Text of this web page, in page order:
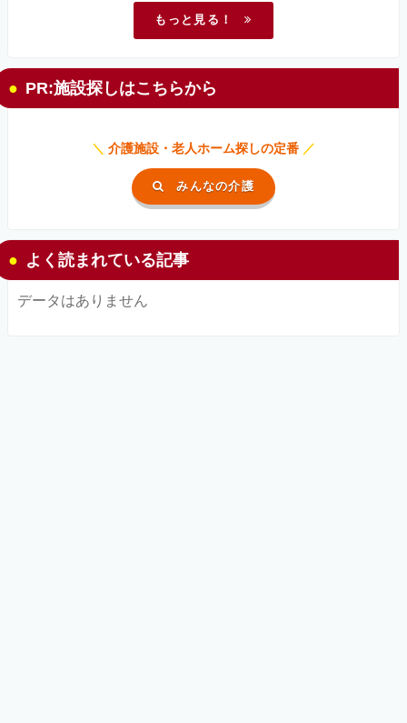
もっと見る！
PR:施設探しはこちらから
＼ 介護施設・老人ホーム探しの定番 ／
みんなの介護
よく読まれている記事
データはありません